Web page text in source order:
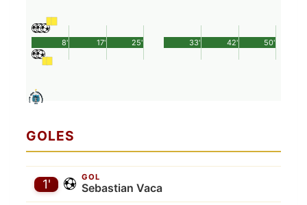
25'
8' 17' 50'
33' 42'
GOLES
GOL
Sebastian Vaca
1'